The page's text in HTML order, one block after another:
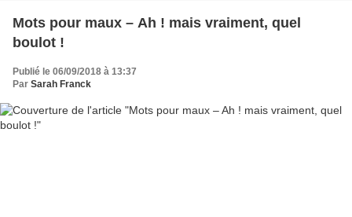
Mots pour maux – Ah ! mais vraiment, quel
boulot !
Publié le 06/09/2018 à 13:37
Par Sarah Franck